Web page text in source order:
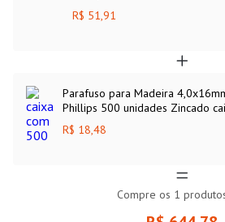
R$ 51,91
Parafuso para Madeira
Phillips 500 unidades Zincado
R$ 18,48
Compre os 1